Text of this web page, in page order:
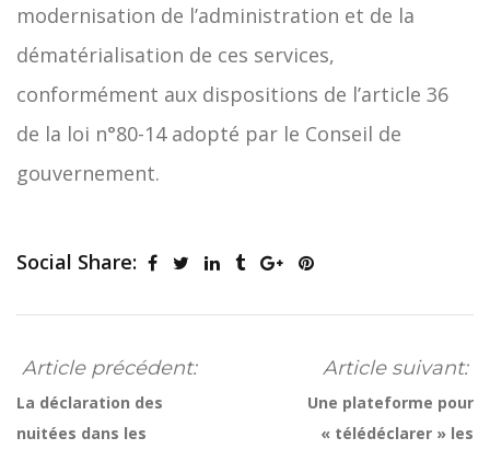
modernisation de l’administration et de la
dématérialisation de ces services,
conformément aux dispositions de l’article 36
de la loi n°80-14 adopté par le Conseil de
gouvernement.
Social Share:
Article précédent:
La déclaration des
nuitées dans les
Article suivant:
Une plateforme pour
« télédéclarer » les